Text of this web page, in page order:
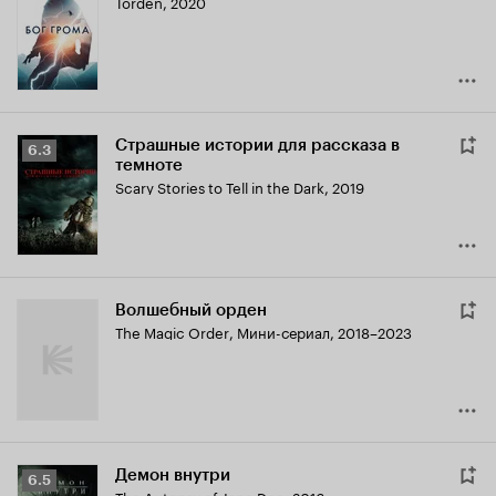
Кинопоиска
6.2
Рейтинг
Кинопоиска
6.3
6.3
Страшные истории для рассказа в
темноте
Scary Stories to Tell in the Dark, 2019
Волшебный орден
The Magic Order, Мини-сериал, 2018–2023
Рейтинг
6.5 Демон внутри